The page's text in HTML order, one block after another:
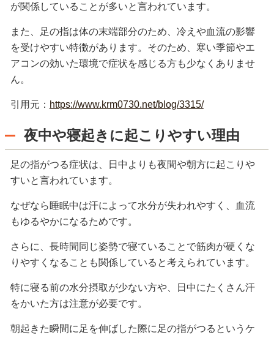
が関係していることが多いと言われています。
また、足の指は体の末端部分のため、冷えや血流の影響
を受けやすい特徴があります。そのため、寒い季節やエ
アコンの効いた環境で症状を感じる方も少なくありませ
ん。
引用元： https://www.krm0730.net/blog/3315/
夜中や寝起きに起こりやすい理由
足の指がつる症状は、日中よりも夜間や朝方に起こりや
すいと言われています。
なぜなら睡眠中は汗によって水分が失われやすく、血流
もゆるやかになるためです。
さらに、長時間同じ姿勢で寝ていることで筋肉が硬くな
りやすくなることも関係していると考えられています。
特に寝る前の水分摂取が少ない方や、日中にたくさん汗
をかいた方は注意が必要です。
朝起きた瞬間に足を伸ばした際に足の指がつるというケ